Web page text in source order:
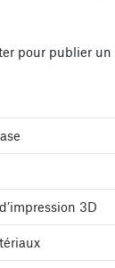
pour publier
3D